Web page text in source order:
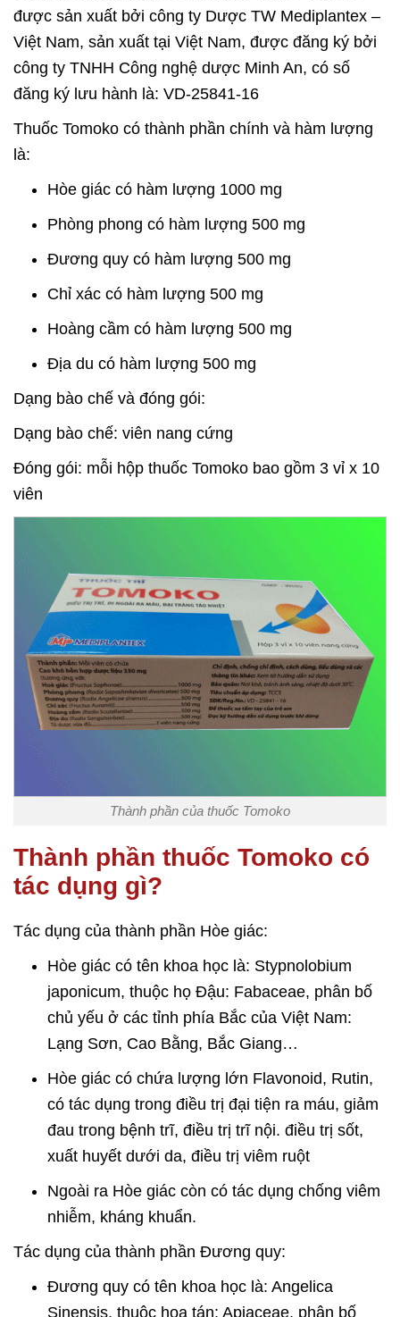
được sản xuất bởi công ty Dược TW Mediplantex –
Việt Nam, sản xuất tại Việt Nam, được đăng ký bởi
công ty TNHH Công nghệ dược Minh An, có số
đăng ký lưu hành là: VD-25841-16
Thuốc Tomoko có thành phần chính và hàm lượng
là:
Hòe giác có hàm lượng 1000 mg
Phòng phong có hàm lượng 500 mg
Đương quy có hàm lượng 500 mg
Chỉ xác có hàm lượng 500 mg
Hoàng cầm có hàm lượng 500 mg
Địa du có hàm lượng 500 mg
Dạng bào chế và đóng gói:
Dạng bào chế: viên nang cứng
Đóng gói: mỗi hộp thuốc Tomoko bao gồm 3 vỉ x 10
viên
Thành phần của thuốc Tomoko
Thành phần thuốc Tomoko có
tác dụng gì?
Tác dụng của thành phần Hòe giác:
Hòe giác có tên khoa học là: Stypnolobium
japonicum, thuộc họ Đậu: Fabaceae, phân bố
chủ yếu ở các tỉnh phía Bắc của Việt Nam:
Lạng Sơn, Cao Bằng, Bắc Giang…
Hòe giác có chứa lượng lớn Flavonoid, Rutin,
có tác dụng trong điều trị đại tiện ra máu, giảm
đau trong bệnh trĩ, điều trị trĩ nội. điều trị sốt,
xuất huyết dưới da, điều trị viêm ruột
Ngoài ra Hòe giác còn có tác dụng chống viêm
nhiễm, kháng khuẩn.
Tác dụng của thành phần Đương quy:
Đương quy có tên khoa học là: Angelica
Sinensis, thuộc hoa tán: Apiaceae, phân bố